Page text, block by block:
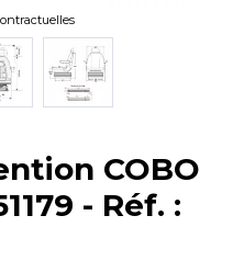
COBO
- Réf. :